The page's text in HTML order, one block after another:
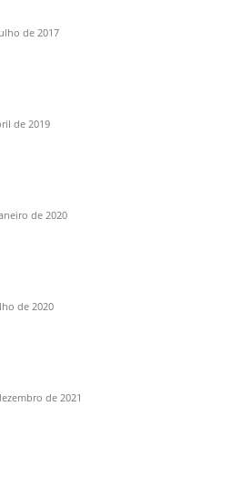
de 2017
de 2019
de 2020
de 2020
de 2021